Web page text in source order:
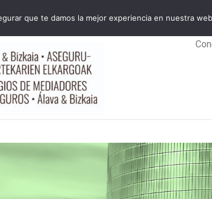
Móvil y Whatsapp 688.889.170
que te damos la mejor experiencia en nuestra